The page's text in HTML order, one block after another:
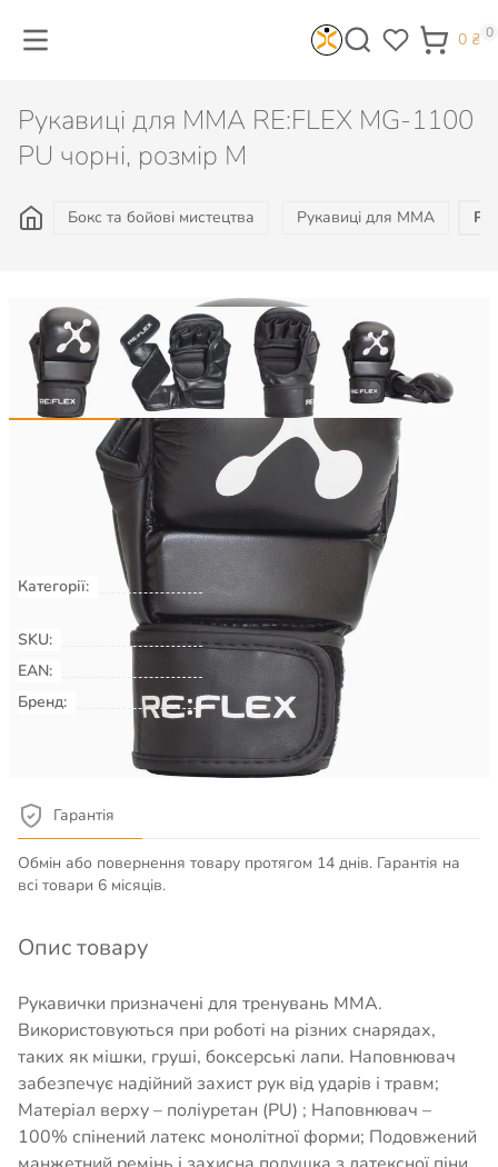
0 ₴ 0
Рукавиці для MMA RE:FLEX MG-1100
PU чорні, розмір M
Бокс та бойові мистецтва Рукавиці для MMA
1 030₴
Не доступно
Категорії: Бокс та бойові мистецтва
для MMA
SKU:
00044998
EAN:
Бренд:
RE:FLEX
Детальніше про товар
Гарантія
Обмін або повернення товару протягом 14 днів. Гарантія на
всі товари 6 місяців.
Опис товару
Рукавички призначені для тренувань ММА.
Використовуються при роботі на різних снарядах,
таких як мішки, груші, боксерські лапи. Наповнювач
забезпечує надійний захист рук від ударів і травм;
Матеріал верху – поліуретан (PU) ; Наповнювач –
100% спінений латекс монолітної форми; Подовжений